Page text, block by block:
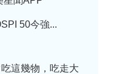
50今強...
這幾物，吃走大